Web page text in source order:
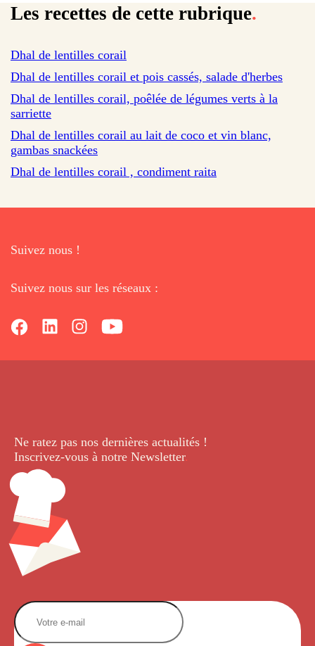
Les recettes de cette rubrique.
Dhal de lentilles corail
Dhal de lentilles corail et pois cassés, salade d'herbes
Dhal de lentilles corail, poêlée de légumes verts à la
sarriette
sur 27 avis
Dhal de lentilles corail au lait de coco et vin blanc,
gambas snackées
Dhal de lentilles corail , condiment raita
Suivez nous !
Suivez nous sur les réseaux :
Ne ratez pas nos dernières actualités !
Inscrivez-vous à notre Newsletter.